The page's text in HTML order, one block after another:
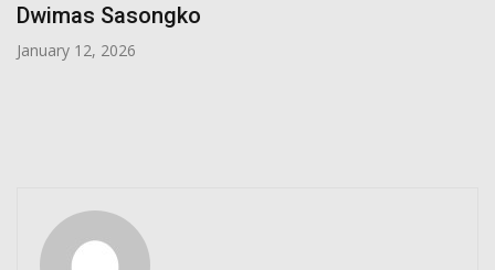
Dwimas Sasongko
January 12, 2026